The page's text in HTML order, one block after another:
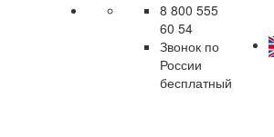
8 800 555
60 54
Звонок по
России
бесплатный